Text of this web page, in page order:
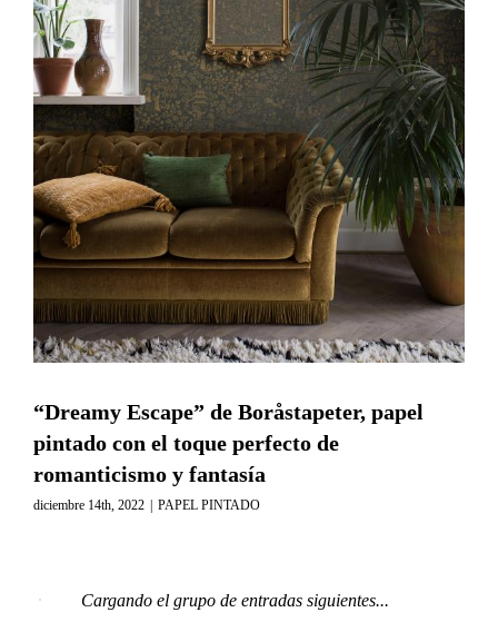
“Dreamy Escape” de Boråstapeter, papel
pintado con el toque perfecto de
romanticismo y fantasía
diciembre 14th, 2022 | PAPEL PINTADO
Cargando el grupo de entradas siguientes...